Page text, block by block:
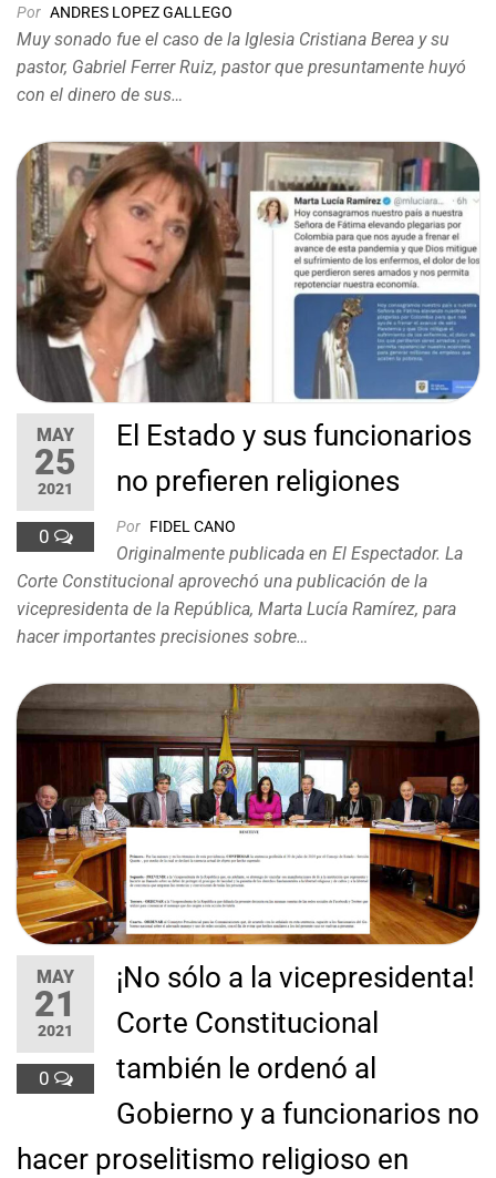
Por ANDRES LOPEZ GALLEGO
Muy sonado fue el caso de la Iglesia Cristiana Berea y su
pastor, Gabriel Ferrer Ruiz, pastor que presuntamente huyó
con el dinero de sus…
MAY
25
2021
0
El Estado y sus funcionarios
no prefieren religiones
Por FIDEL CANO
Originalmente publicada en El Espectador. La
Corte Constitucional aprovechó una publicación de la
vicepresidenta de la República, Marta Lucía Ramírez, para
hacer importantes precisiones sobre…
MAY
21
2021
0
¡No sólo a la vicepresidenta!
Corte Constitucional
también le ordenó al
Gobierno y a funcionarios no
hacer proselitismo religioso en